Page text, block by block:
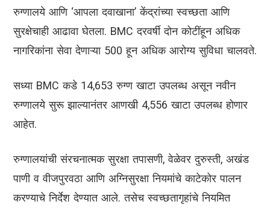
रुग्णालये आणि ‘आपला दवाखाना’ केंद्रांच्या स्वच्छता आणि
सुरक्षेचाही आढावा घेतला. BMC दरवर्षी दोन कोटींहून अधिक
नागरिकांना सेवा देणाऱ्या 500 हून अधिक आरोग्य सुविधा चालवते.
सध्या BMC कडे 14,653 रुग्ण खाटा उपलब्ध असून नवीन
रुग्णालये सुरू झाल्यानंतर आणखी 4,556 खाटा उपलब्ध होणार
आहेत.
रुग्णालयांची संरचनात्मक सुरक्षा तपासणी, वेळेवर दुरुस्ती, अखंड
पाणी व वीजपुरवठा आणि अग्निसुरक्षा नियमांचे काटेकोर पालन
करण्याचे निर्देश देण्यात आले. तसेच स्वच्छतागृहांचे नियमित